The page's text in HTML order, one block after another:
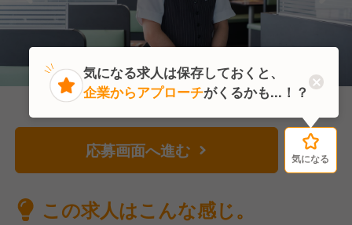
応募画面へ進む 気になる
この求人はこんな感じ。
気になる
気になる求人は保存しておくと、
企業からアプローチがくるかも...！？